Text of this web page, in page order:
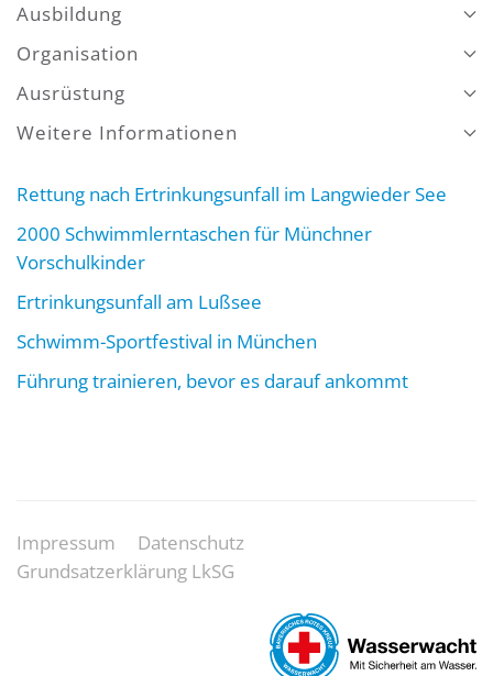
Ausbildung
Organisation
Ausrüstung
Weitere Informationen
Rettung nach Ertrinkungsunfall im Langwieder See
2000 Schwimmlerntaschen für Münchner
Vorschulkinder
Ertrinkungsunfall am Lußsee
Schwimm-Sportfestival in München
Führung trainieren, bevor es darauf ankommt
Impressum
Datenschutz
Grundsatzerklärung LkSG